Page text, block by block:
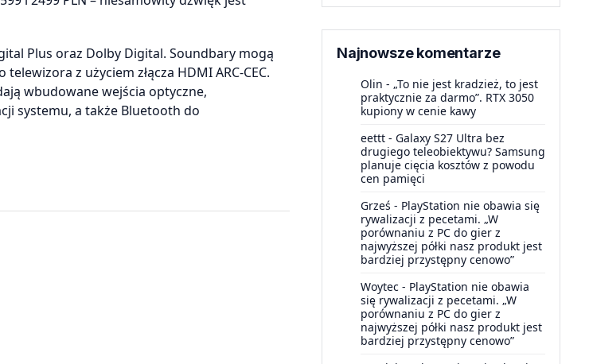
Plus oraz Dolby Digital. Soundbary mogą
z użyciem złącza HDMI ARC-CEC.
wbudowane wejścia optyczne,
systemu, a także Bluetooth do
Najnowsze komentarze
Olin - „To nie jest kradzież, to jest
praktycznie za darmo”. RTX 3050
kupiony w cenie kawy
eettt - Galaxy S27 Ultra bez
drugiego teleobiektywu? Samsung
planuje cięcia kosztów z powodu
cen pamięci
Grześ - PlayStation nie obawia się
rywalizacji z pecetami. „W
porównaniu z PC do gier z
najwyższej półki nasz produkt jest
bardziej przystępny cenowo”
Woytec - PlayStation nie obawia
się rywalizacji z pecetami. „W
porównaniu z PC do gier z
najwyższej półki nasz produkt jest
bardziej przystępny cenowo”